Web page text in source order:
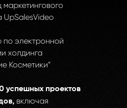
UpSalesVideo
по электронной
холдинга
Косметики”
успешных проектов
включая